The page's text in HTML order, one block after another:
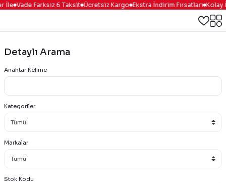
İle Vade Farksız 6 Taksit Ücretsiz Kargo Ekstra İndirim Fırsatları Kolay
Detaylı Arama
Anahtar Kelime
Kategoriler
Markalar
Stok Kodu